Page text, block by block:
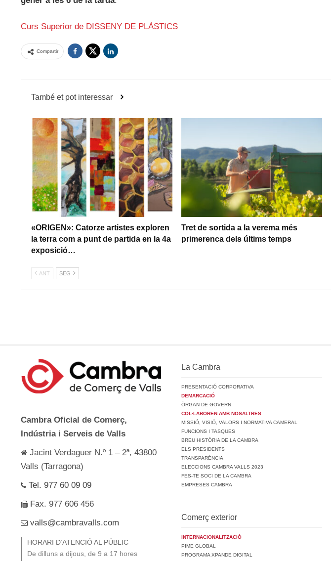
Curs Superior de DISSENY DE PLÀSTICS
Compartir
També et pot interessar
«ORIGEN»: Catorze artistes exploren
la terra com a punt de partida en la 4a
exposició…
Tret de sortida a la verema més
primerenca dels últims temps
ANT SEG
Cambra Oficial de Comerç,
Indústria i Serveis de Valls
Jacint Verdaguer N.º 1 – 2ª, 43800
Valls (Tarragona)
Tel. 977 60 09 09
Fax. 977 606 456
valls@cambravalls.com
HORARI D’ATENCIÓ AL PÚBLIC
De dilluns a dijous, de 9 a 17 hores
La Cambra
PRESENTACIÓ CORPORATIVA
DEMARCACIÓ
ÒRGAN DE GOVERN
COL·LABOREN AMB NOSALTRES
MISSIÓ, VISIÓ, VALORS I NORMATIVA CAMERAL
FUNCIONS I TASQUES
BREU HISTÒRIA DE LA CAMBRA
ELS PRESIDENTS
TRANSPARÈNCIA
ELECCIONS CAMBRA VALLS 2023
FES-TE SOCI DE LA CAMBRA
EMPRESES CAMBRA
Comerç exterior
INTERNACIONALITZACIÓ
PIME GLOBAL
PROGRAMA XPANDE DIGITAL